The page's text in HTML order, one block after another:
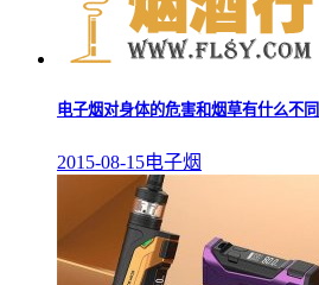
电子烟对身体的危害和烟草有什么不同
2015-08-15电子烟